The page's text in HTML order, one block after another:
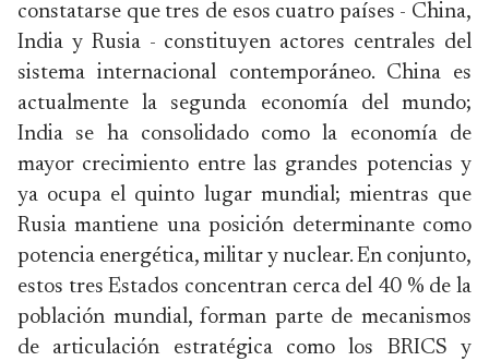
constatarse que tres de esos cuatro países - China,
India y Rusia - constituyen actores centrales del
sistema internacional contemporáneo. China es
actualmente la segunda economía del mundo;
India se ha consolidado como la economía de
mayor crecimiento entre las grandes potencias y
ya ocupa el quinto lugar mundial; mientras que
Rusia mantiene una posición determinante como
potencia energética, militar y nuclear. En conjunto,
estos tres Estados concentran cerca del 40 % de la
población mundial, forman parte de mecanismos
de articulación estratégica como los BRICS y